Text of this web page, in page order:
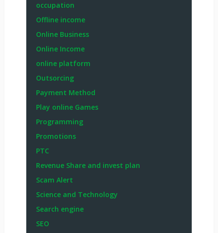
occupation
Offline income
Online Business
Online Income
online platform
Outsorcing
Payment Method
Play online Games
Programming
Promotions
PTC
Revenue Share and invest plan
Scam Alert
Science and Technology
Search engine
SEO